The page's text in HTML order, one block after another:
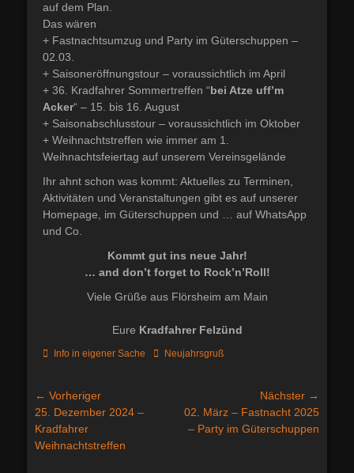
auf dem Plan.
Das wären
+ Fastnachtsumzug und Party im Güterschuppen –
02.03.
+ Saisoneröffnungstour – voraussichtlich im April
+ 36. Kradfahrer Sommertreffen “bei Atze uff’m
Acker“ – 15. bis 16. August
+ Saisonabschlusstour – voraussichtlich im Oktober
+ Weihnachtstreffen wie immer am 1.
Weihnachtsfeiertag auf unserem Vereinsgelände
Ihr ahnt schon was kommt: Aktuelles zu Terminen,
Aktivitäten und Veranstaltungen gibt es auf unserer
Homepage, im Güterschuppen und … auf WhatsApp
und Co.
Kommt gut ins neue Jahr!
… and don’t forget to Rock’n’Roll!
Viele Grüße aus Flörsheim am Main
Eure Kradfahrer Felzünd
Kategorien
Info in eigener Sache Schlagworte
Neujahrsgruß
Beitragsnavigation
← Vorheriger
Vorheriger
Beitrag:
25. Dezember 2024 –
Kradfahrer
Weihnachtstreffen
Nächster →
Nächster
Beitrag:
02. März – Fastnacht 2025
– Party im Güterschuppen